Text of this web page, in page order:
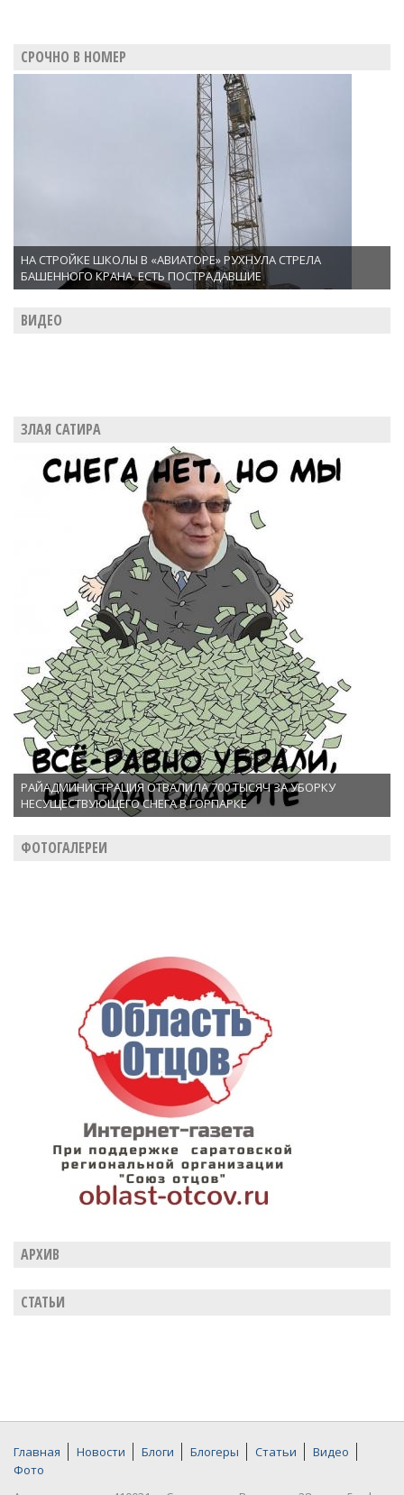
СРОЧНО В НОМЕР
НА СТРОЙКЕ ШКОЛЫ В «АВИАТОРЕ» РУХНУЛА СТРЕЛА
БАШЕННОГО КРАНА. ЕСТЬ ПОСТРАДАВШИЕ
ВИДЕО
ЗЛАЯ САТИРА
РАЙАДМИНИСТРАЦИЯ ОТВАЛИЛА 700 ТЫСЯЧ ЗА УБОРКУ
НЕСУЩЕСТВУЮЩЕГО СНЕГА В ГОРПАРКЕ
ФОТОГАЛЕРЕИ
АРХИВ
СТАТЬИ
Главная Новости Блоги Блогеры Статьи
Видео
Фото